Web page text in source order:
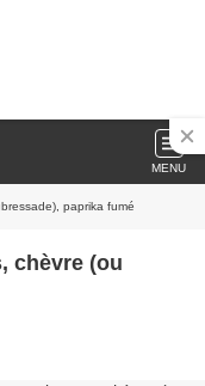
MENU
paprika fumé
chèvre (ou